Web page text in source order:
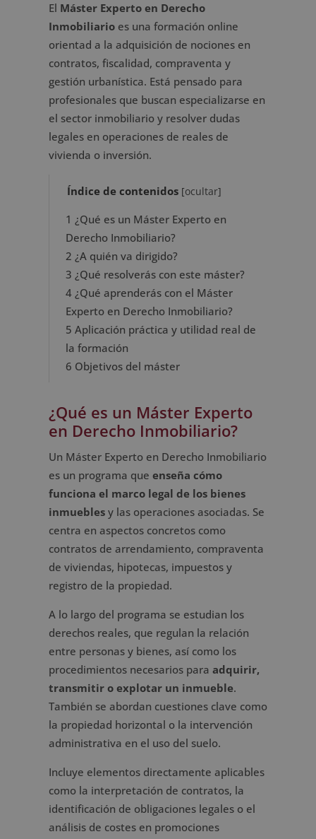
El Máster Experto en Derecho
Inmobiliarioes una formación online
orientad a la adquisición de nociones en
contratos, fiscalidad, compraventa y
gestión urbanística. Está pensado para
profesionales que buscan especializarse en
el sector inmobiliario y resolver dudas
legales en operaciones de reales de
vivienda o inversión.
Índice de contenidos [ocultar]
1 ¿Qué es un Máster Experto en
Derecho Inmobiliario?
2 ¿A quién va dirigido?
3 ¿Qué resolverás con este máster?
4¿Qué aprenderás con el Máster
Experto en Derecho Inmobiliario?
5 Aplicación práctica y utilidad real de
la formación
6 Objetivos del máster
¿Qué es un Máster Experto
en Derecho Inmobiliario?
Un Máster Experto en Derecho Inmobiliario
es un programa que enseña cómo
funciona el marco legal de los bienes
inmueblesy las operaciones asociadas. Se
centra en aspectos concretos como
contratos de arrendamiento, compraventa
de viviendas, hipotecas, impuestos y
registro de la propiedad.
A lo largo del programa se estudian los
derechos reales, que regulan la relación
entre personas y bienes, así como los
procedimientos necesarios para adquirir,
transmitir o explotar un inmueble.
También se abordan cuestiones clave como
la propiedad horizontal o la intervención
administrativa en el uso del suelo.
Incluye elementos directamente aplicables
como la interpretación de contratos, la
identificación de obligaciones legales o el
análisis de costes en promociones